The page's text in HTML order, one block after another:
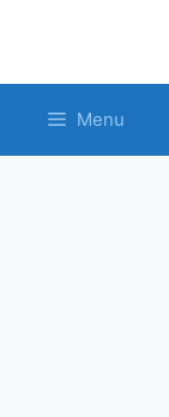
Menu